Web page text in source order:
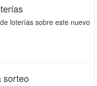
loterías sobre este nuevo
sorteo